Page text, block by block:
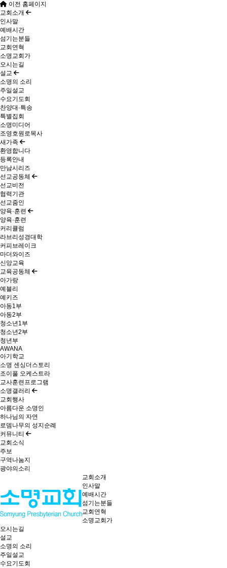
이전 홈페이지
교회소개
인사말
예배시간
섬기는분들
교회연혁
소명교회가
오시는길
설교
소명의 소리
주일설교
수요기도회
찬양대·특송
특별집회
소명미디어
조영호원로목사
새가족
환영합니다
등록안내
만남시리즈
선교공동체
선교비전
협력기관
선교줌인
양육·훈련
양육·훈련
커리큘럼
라브리성경대학
커피브레이크
마더와이즈
신앙교육
교육공동체
아가랑
예블리
예키즈
아동1부
아동2부
청소년1부
청소년2부
청년부
AWANA
아기학교
소명 센싱더스토리
조이풀 오케스트라
교사훈련프로그램
소명갤러리
교회행사
아름다운 소명인
하나님의 자연
로뎀나무의 성지순례
커뮤니티
교회소식
주보
구역나눔지
광야의소리
교회소개
인사말
예배시간
섬기는분들
교회연혁
소명교회가
오시는길
설교
소명의 소리
주일설교
수요기도회